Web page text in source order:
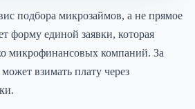
подбора микрозаймов, а не прямое
форму единой заявки, которая
микрофинансовых компаний. За
взимать плату через